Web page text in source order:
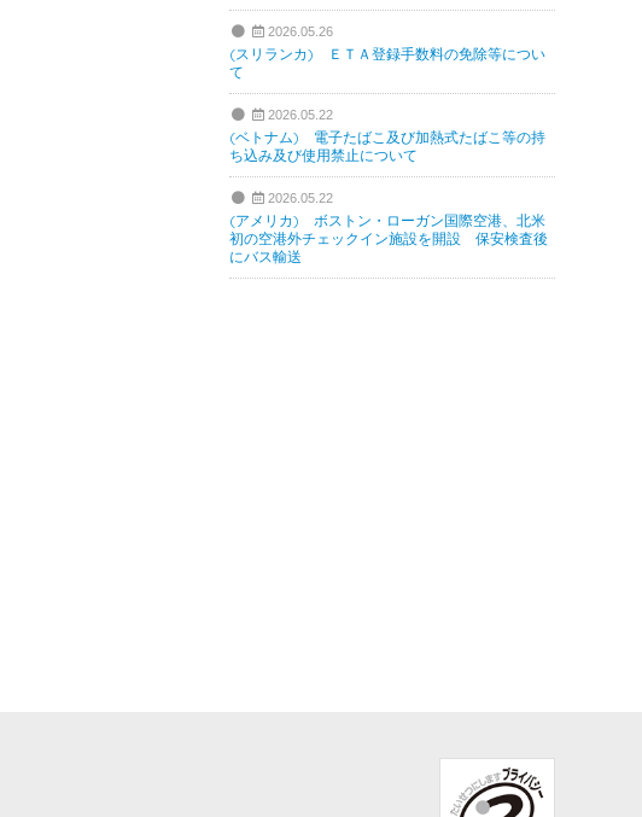
2026.05.26
(スリランカ) ＥＴＡ登録手数料の免除等につい
て
2026.05.22
(ベトナム) 電子たばこ及び加熱式たばこ等の持
ち込み及び使用禁止について
2026.05.22
(アメリカ) ボストン・ローガン国際空港、北米
初の空港外チェックイン施設を開設 保安検査後
にバス輸送